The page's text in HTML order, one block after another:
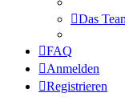
Das
FAQ
Anmelden
Registrieren